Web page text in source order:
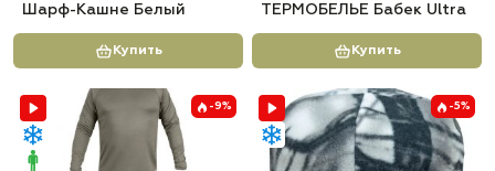
Шарф-Кашне Белый
Купить
ТЕРМОБЕЛЬЕ Бабек Ultra
Купить
-9% -5%